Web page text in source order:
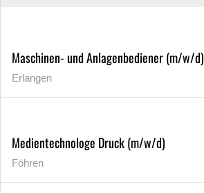
Maschinen- und Anlagenbediener (m/w/d)
Erlangen
Medientechnologe Druck (m/w/d)
Föhren